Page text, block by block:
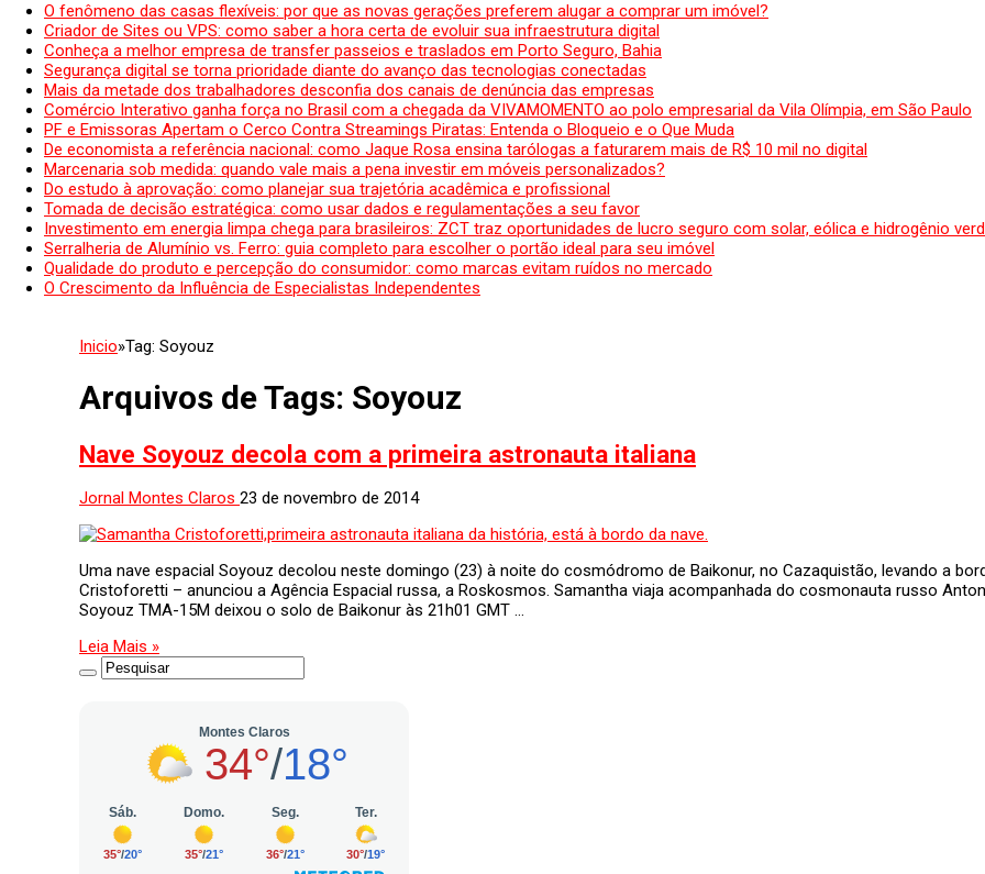
O fenômeno das casas flexíveis: por que as novas gerações preferem alugar a comprar um imóvel?
Criador de Sites ou VPS: como saber a hora certa de evoluir sua infraestrutura digital
Conheça a melhor empresa de transfer passeios e traslados em Porto Seguro, Bahia
Segurança digital se torna prioridade diante do avanço das tecnologias conectadas
Mais da metade dos trabalhadores desconfia dos canais de denúncia das empresas
Comércio Interativo ganha força no Brasil com a chegada da VIVAMOMENTO ao polo empresarial da Vila Olímpia, em São Paulo
PF e Emissoras Apertam o Cerco Contra Streamings Piratas: Entenda o Bloqueio e o Que Muda
De economista a referência nacional: como Jaque Rosa ensina tarólogas a faturarem mais de R$ 10 mil no digital
Marcenaria sob medida: quando vale mais a pena investir em móveis personalizados?
Do estudo à aprovação: como planejar sua trajetória acadêmica e profissional
Tomada de decisão estratégica: como usar dados e regulamentações a seu favor
Investimento em energia limpa chega para brasileiros: ZCT traz oportunidades de lucro seguro com solar, eólica e hidrogênio
Serralheria de Alumínio vs. Ferro: guia completo para escolher o portão ideal para seu imóvel
Qualidade do produto e percepção do consumidor: como marcas evitam ruídos no mercado
O Crescimento da Influência de Especialistas Independentes
Inicio»Tag: Soyouz
Arquivos de Tags: Soyouz
Nave Soyouz decola com a primeira astronauta italiana
Jornal Montes Claros 23 de novembro de 2014
Uma nave espacial Soyouz decolou neste domingo (23) à noite do cosmódromo de Baikonur, no Cazaquistão, levando a
Cristoforetti – anunciou a Agência Espacial russa, a Roskosmos. Samantha viaja acompanhada do cosmonauta russo
Soyouz TMA-15M deixou o solo de Baikonur às 21h01 GMT …
Leia Mais »